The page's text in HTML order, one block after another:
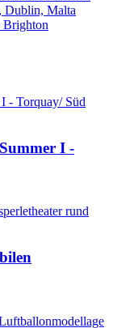
Dublin, Malta
Brighton
I -